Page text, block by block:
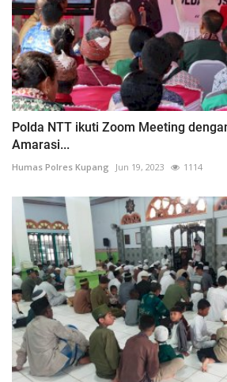
Polda NTT ikuti Zoom Meeting
Amarasi...
Humas Polres Kupang Jun 19, 2023 1114